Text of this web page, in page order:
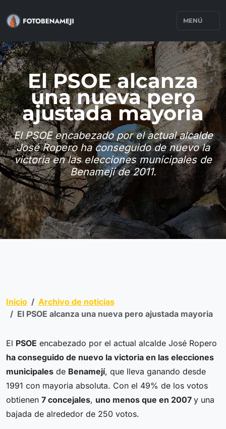
MENÚ
El PSOE alcanza
una nueva pero
ajustada mayoria
El PSOE encabezado por el actual alcalde
José Ropero ha conseguido de nuevo la
victoria en las elecciones municipales de
Benamejí de 2011.
Inicio
Archivo de noticias
El PSOE alcanza una nueva pero ajustada mayoria
El PSOE encabezado por el actual alcalde José Ropero
ha conseguido de nuevo la victoria en las elecciones
municipales de Benamejí, que lleva ganando desde
1991 con mayoria absoluta. Con el 49% de los votos
obtienen 7 concejales, uno menos que en 2007 y una
bajada de alrededor de 250 votos.